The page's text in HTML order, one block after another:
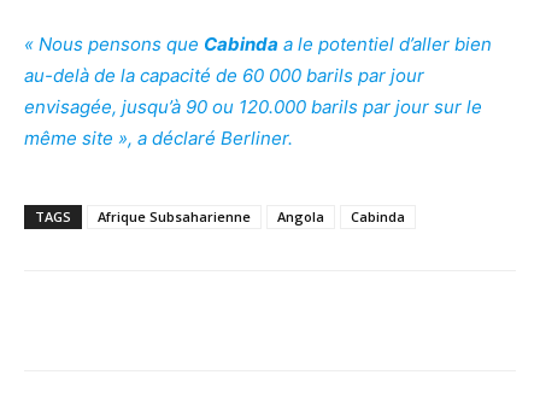
« Nous pensons que Cabinda a le potentiel d’aller bien
au-delà de la capacité de 60 000 barils par jour
envisagée, jusqu’à 90 ou 120.000 barils par jour sur le
même site », a déclaré Berliner.
TAGS Afrique Subsaharienne Angola Cabinda